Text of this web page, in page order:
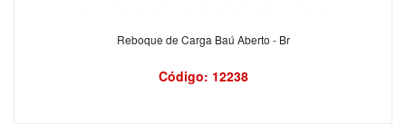
Reboque de Carga Baú Aberto - Br
Código: 12238